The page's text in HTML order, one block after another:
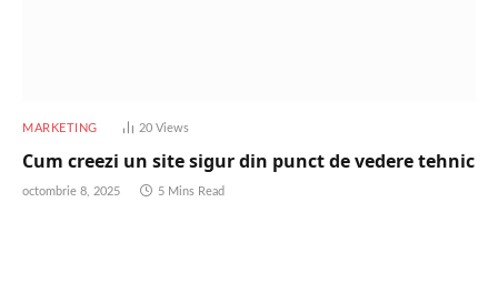
MARKETING 20 Views
Cum creezi un site sigur din punct de vedere tehnic
octombrie 8, 2025 5 Mins Read